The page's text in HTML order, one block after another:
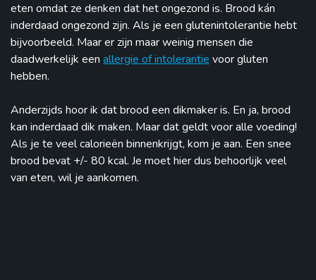
eten omdat ze denken dat het ongezond is. Brood kán
inderdaad ongezond zijn. Als je een glutenintolerantie hebt
bijvoorbeeld. Maar er zijn maar weinig mensen die
daadwerkelijk een allergie of intolerantie voor gluten
hebben.
Anderzijds hoor ik dat brood een dikmaker is. En ja, brood
kan inderdaad dik maken. Maar dat geldt voor alle voeding!
Als je te veel calorieën binnenkrijgt, kom je aan. Een snee
brood bevat +/- 80 kcal. Je moet hier dus behoorlijk veel
van eten, wil je aankomen.